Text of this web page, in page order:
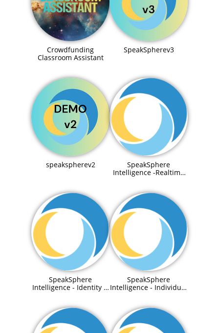
Crowdfunding
Classroom Assistant
SpeakSpherev3
speakspherev2
SpeakSphere
Intelligence -Realtime
SpeakSphere
Intelligence - Identity &
SpeakSphere
Intelligence - Individual